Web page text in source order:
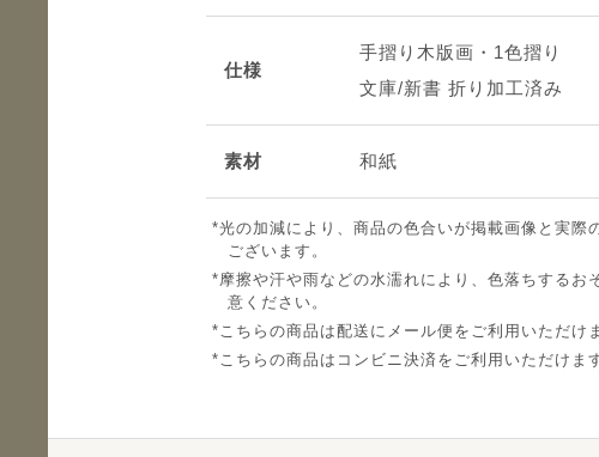
仕様
手摺り木版画・1色摺り
文庫/新書 折り加工済み
素材 和紙
光の加減により、商品の色合いが掲載画像と実際
ございます。
摩擦や汗や雨などの水濡れにより、色落ちするお
意ください。
こちらの商品は配送にメール便をご利用いただけ
こちらの商品はコンビニ決済をご利用いただけま